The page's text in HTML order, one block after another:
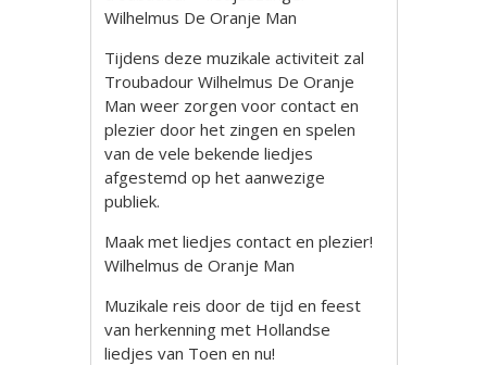
Wilhelmus De Oranje Man
Tijdens deze muzikale activiteit zal
Troubadour Wilhelmus De Oranje
Man weer zorgen voor contact en
plezier door het zingen en spelen
van de vele bekende liedjes
afgestemd op het aanwezige
publiek.
Maak met liedjes contact en plezier!
Wilhelmus de Oranje Man
Muzikale reis door de tijd en feest
van herkenning met Hollandse
liedjes van Toen en nu!